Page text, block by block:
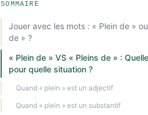
SOMMAIRE
Jouer avec les mots : « Plein de »
de » ?
« Plein de » VS « Pleins de » :
pour quelle situation ?
Quand « plein » est un adjectif
Quand « plein » est un substantif